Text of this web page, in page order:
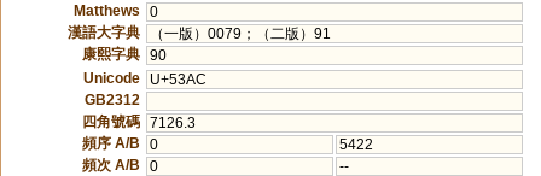
Matthews
0
漢語大字典
（一版）0079；（二版）91
康熙字典 90
Unicode
U+53AC
GB2312
四角號碼 7126.3
頻序 A/B
0
5422
頻次 A/B
0
--